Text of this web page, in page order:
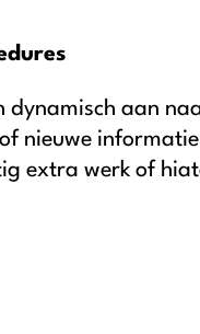
dynamisch aan
nieuwe
extra werk of